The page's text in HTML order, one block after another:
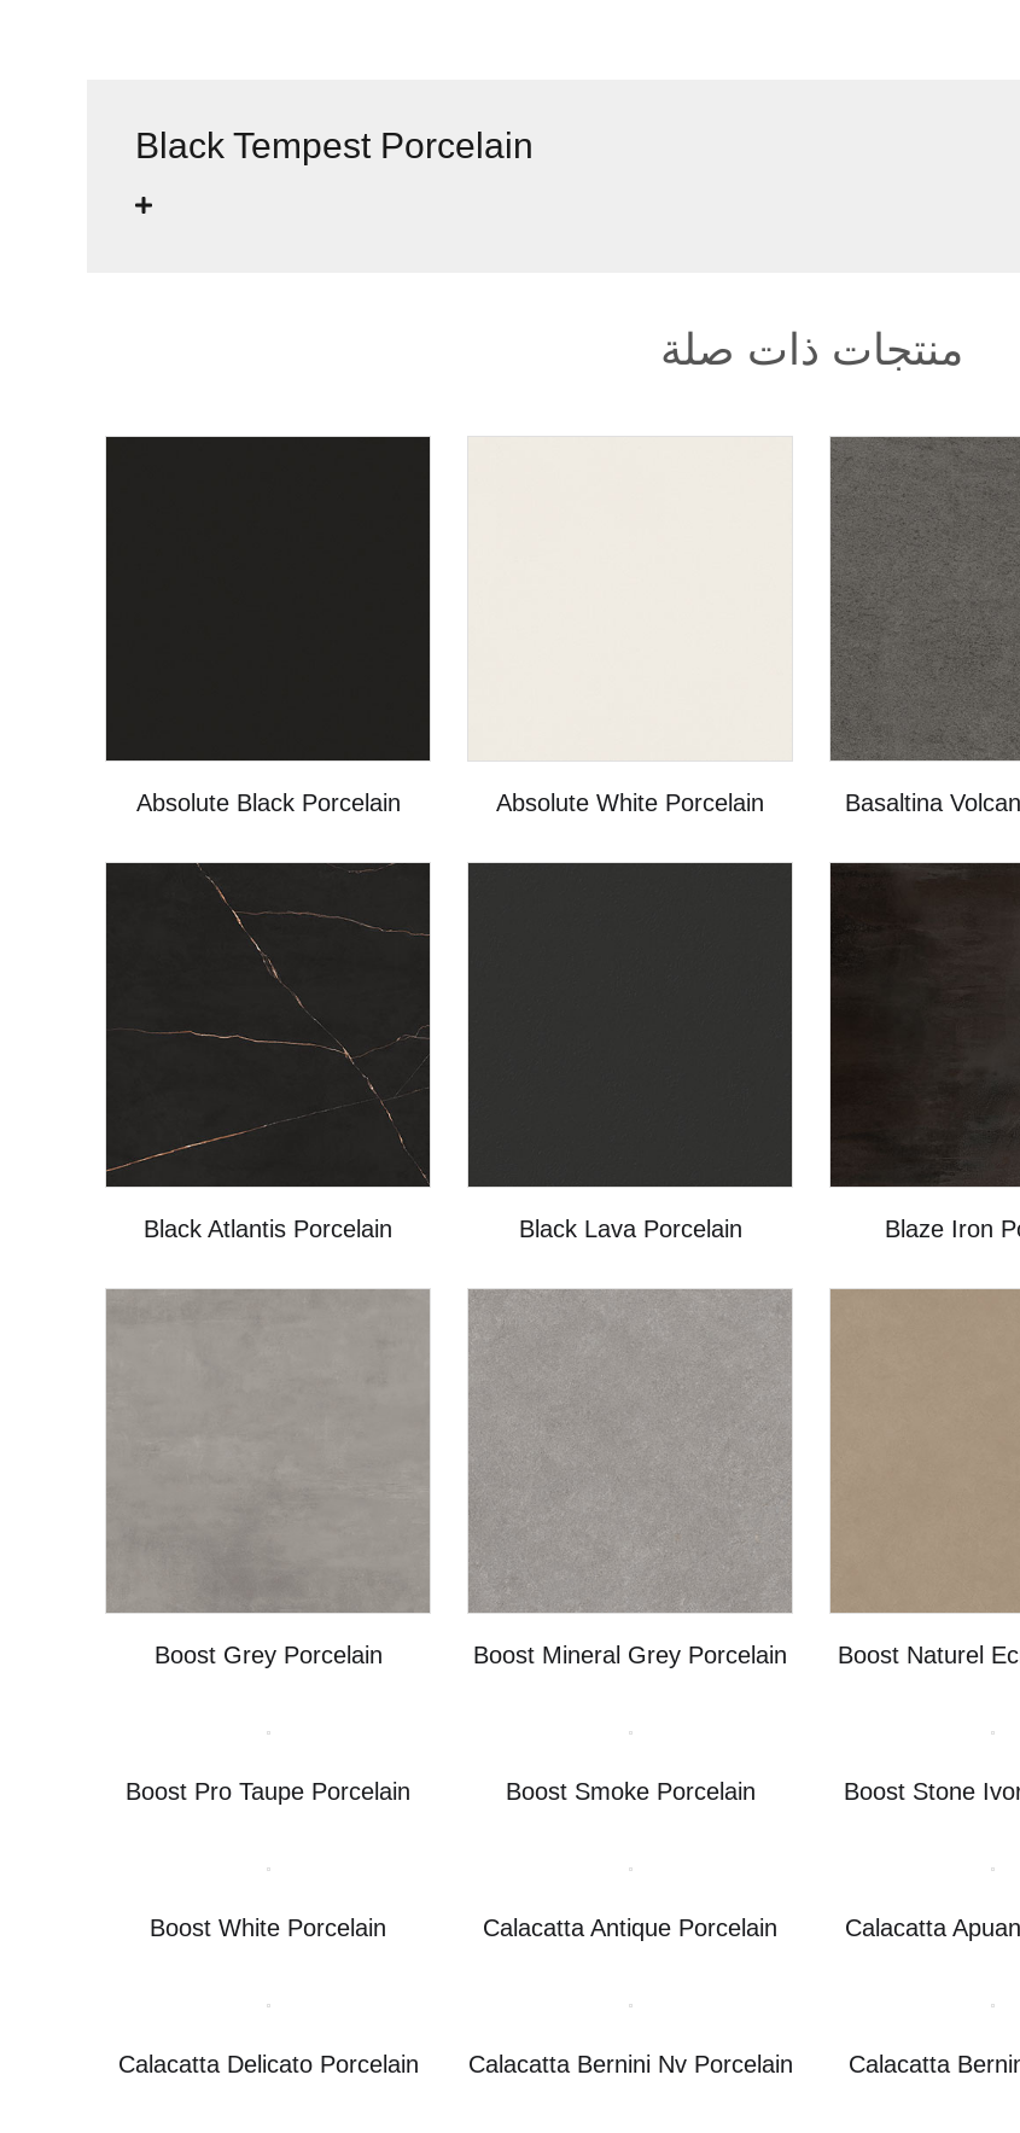
Black Tempest Porcelain
منتجات ذات صلة
Absolute Black Porcelain Absolute White Porcelain Basaltina
Black Atlantis Porcelain Black Lava Porcelain Blaze Iron
Boost Grey Porcelain Boost Mineral Grey Porcelain Boost Naturel
Boost Pro Taupe Porcelain Boost Smoke Porcelain Boost Stone
Boost White Porcelain Calacatta Antique Porcelain Calacatta
Calacatta Delicato Porcelain Calacatta Bernini Nv Porcelain Calacatta